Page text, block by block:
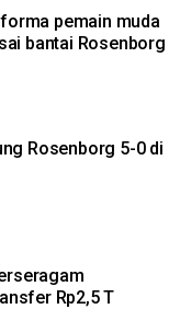
pemain muda
bantai Rosenborg
Rosenborg 5-0 di
Rp2,5 T